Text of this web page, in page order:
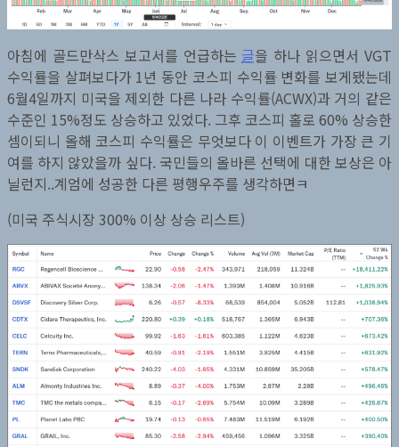
아침에 골드만삭스 보고서를 언급하는 글을 하나 읽으면서 VGT
수익률을 살펴보다가 1년 동안 코스피 수익률 변화를 보게됐는데
6월4일까지 미국을 제외한 다른 나라 수익률(ACWX)과 거의 같은
수준인 15%정도 상승하고 있었다. 그후 코스피 홀로 60% 상승한
셈이되니 올해 코스피 수익률은 무엇보다 이 이벤트가 가장 큰 기
여를 하지 않았을까 싶다. 국민들의 올바른 선택에 대한 보상은 아
닐런지..계엄에 성공한 다른 평행우주를 생각하면ㅋ
(미국 주식시장 300% 이상 상승 리스트)